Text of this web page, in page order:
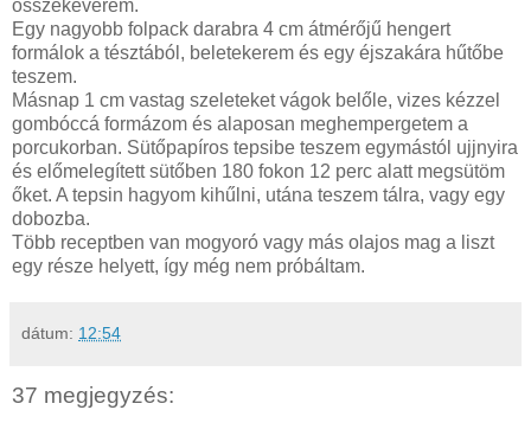
összekeverem.
Egy nagyobb folpack darabra 4 cm átmérőjű hengert
formálok a tésztából, beletekerem és egy éjszakára hűtőbe
teszem.
Másnap 1 cm vastag szeleteket vágok belőle, vizes kézzel
gombóccá formázom és alaposan meghempergetem a
porcukorban. Sütőpapíros tepsibe teszem egymástól ujjnyira
és előmelegített sütőben 180 fokon 12 perc alatt megsütöm
őket. A tepsin hagyom kihűlni, utána teszem tálra, vagy egy
dobozba.
Több receptben van mogyoró vagy más olajos mag a liszt
egy része helyett, így még nem próbáltam.
dátum: 12:54
37 megjegyzés: